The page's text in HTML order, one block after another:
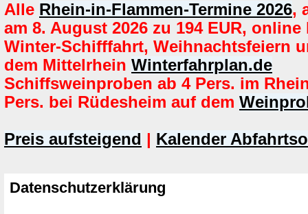
Alle Rhein-in-Flammen-Termine 2026,
am 8. August 2026 zu 194 EUR, online
Winter-Schifffahrt, Weihnachtsfeiern
dem Mittelrhein Winterfahrplan.de
Schiffsweinproben ab 4 Pers. im
Pers. bei Rüdesheim auf dem
Preis aufsteigend | Kalender
Datenschutzerklärung